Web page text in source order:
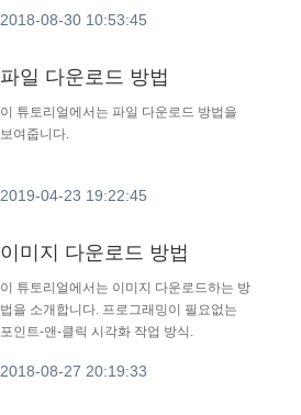
2018-08-30 10:53:45
파일 다운로드 방법
이 튜토리얼에서는 파일 다운로드 방법을
보여줍니다.
2019-04-23 19:22:45
이미지 다운로드 방법
이 튜토리얼에서는 이미지 다운로드하는 방
법을 소개합니다. 프로그래밍이 필요없는
포인트-앤-클릭 시각화 작업 방식.
2018-08-27 20:19:33